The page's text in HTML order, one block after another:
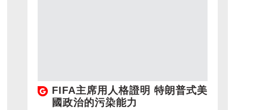
FIFA主席用人格證明 特朗普式美
國政治的污染能力